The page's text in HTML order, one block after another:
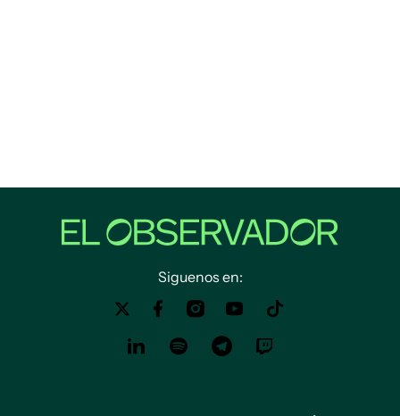
Siguenos en: